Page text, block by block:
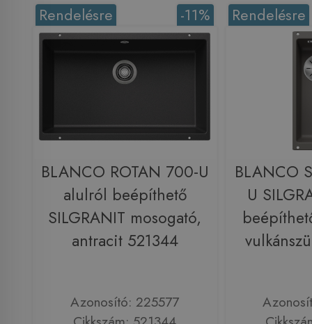
-11%
Rendelésre
BLANCO ROTAN 700-U
alulról beépíthető
SILGRANIT mosogató,
antracit 521344
Azonosító: 225577
Rendelésre
BLANCO
U